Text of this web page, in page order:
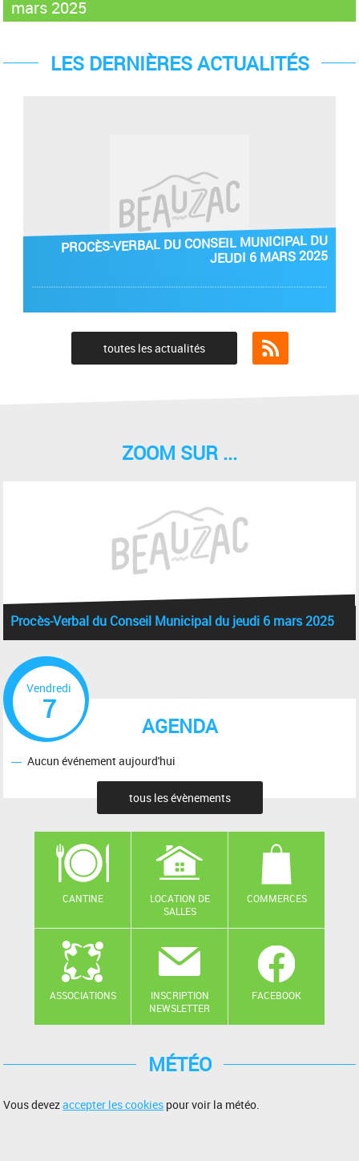
mars 2025
LES DERNIÈRES ACTUALITÉS
PROCÈS-VERBAL DU CONSEIL MUNICIPAL DU
JEUDI 6 MARS 2025
toutes les actualités
ZOOM SUR ...
Procès-Verbal du Conseil Municipal du jeudi 6 mars 2025
AGENDA
Vendredi
7
Aucun événement aujourd'hui
tous les évènements
CANTINE
LOCATION DE
SALLES
COMMERCES
ASSOCIATIONS
INSCRIPTION
NEWSLETTER
FACEBOOK
MÉTÉO
Vous devezaccepter les cookies pour voir la météo.